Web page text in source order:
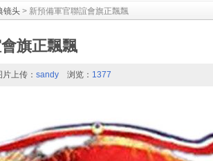
镜头 > 新預備軍官聯誼會旗正飄飄
旗正飄飄
上传： sandy 浏览： 1377